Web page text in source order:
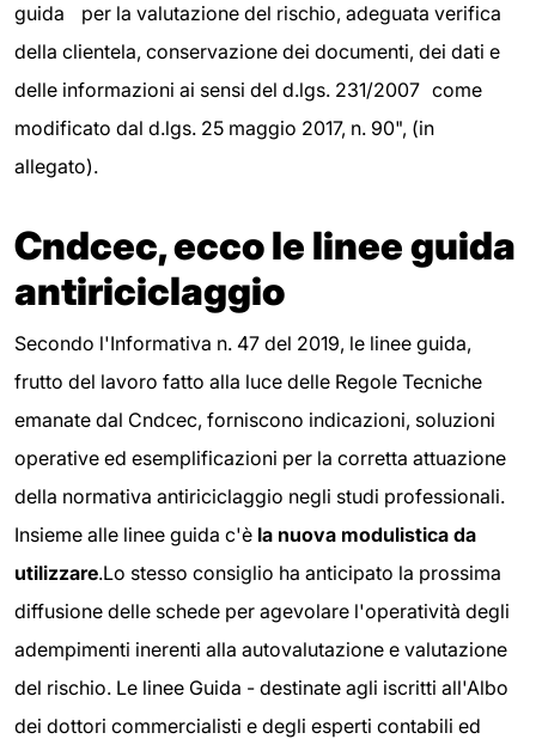
guida per la valutazione del rischio, adeguata verifica
della clientela, conservazione dei documenti, dei dati e
delle informazioni ai sensi del d.lgs. 231/2007 come
modificato dal d.lgs. 25 maggio 2017, n. 90", (in
allegato).
Cndcec, ecco le linee guida
antiriciclaggio
Secondo l'Informativa n. 47 del 2019, le linee guida,
frutto del lavoro fatto alla luce delle Regole Tecniche
emanate dal Cndcec, forniscono indicazioni, soluzioni
operative ed esemplificazioni per la corretta attuazione
della normativa antiriciclaggio negli studi professionali.
Insieme alle linee guida c'è la nuova modulistica da
utilizzare.Lo stesso consiglio ha anticipato la prossima
diffusione delle schede per agevolare l'operatività degli
adempimenti inerenti alla autovalutazione e valutazione
del rischio. Le linee Guida - destinate agli iscritti all'Albo
dei dottori commercialisti e degli esperti contabili ed